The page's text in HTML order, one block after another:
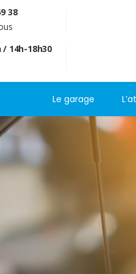
38
/ 14h-18h30
Le garage